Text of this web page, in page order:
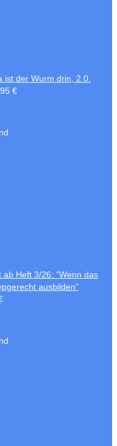
ist der Wurm drin, 2.0.
€
ab Heft 3/26: "Wenn das
ausbilden"